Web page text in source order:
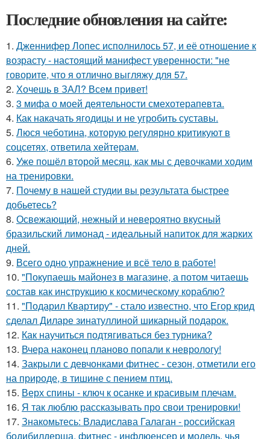
Последние обновления на сайте:
1. Дженнифер Лопес исполнилось 57, и её отношение к
возрасту - настоящий манифест уверенности: "не
говорите, что я отлично выгляжу для 57.
2. Хочешь в ЗАЛ? Всем привет!
3. 3 мифа о моей деятельности смехотерапевта.
4. Как накачать ягодицы и не угробить суставы.
5. Люся чеботина, которую регулярно критикуют в
соцсетях, ответила хейтерам.
6. Уже пошёл второй месяц, как мы с девочками ходим
на тренировки.
7. Почему в нашей студии вы результата быстрее
добьетесь?
8. Освежающий, нежный и невероятно вкусный
бразильский лимонад - идеальный напиток для жарких
дней.
9. Всего одно упражнение и всё тело в работе!
10. "Покупаешь майонез в магазине, а потом читаешь
состав как инструкцию к космическому кораблю?
11. "Подарил Квартиру" - стало известно, что Егор крид
сделал Диларе зинатуллиной шикарный подарок.
12. Как научиться подтягиваться без турника?
13. Вчера наконец планово попали к неврологу!
14. Закрыли с девчонками фитнес - сезон, отметили его
на природе, в тишине с пением птиц.
15. Верх спины - ключ к осанке и красивым плечам.
16. Я так люблю рассказывать про свои тренировки!
17. Знакомьтесь: Владислава Галаган - российская
бодибилдерша, фитнес - инфлюенсер и модель, чья